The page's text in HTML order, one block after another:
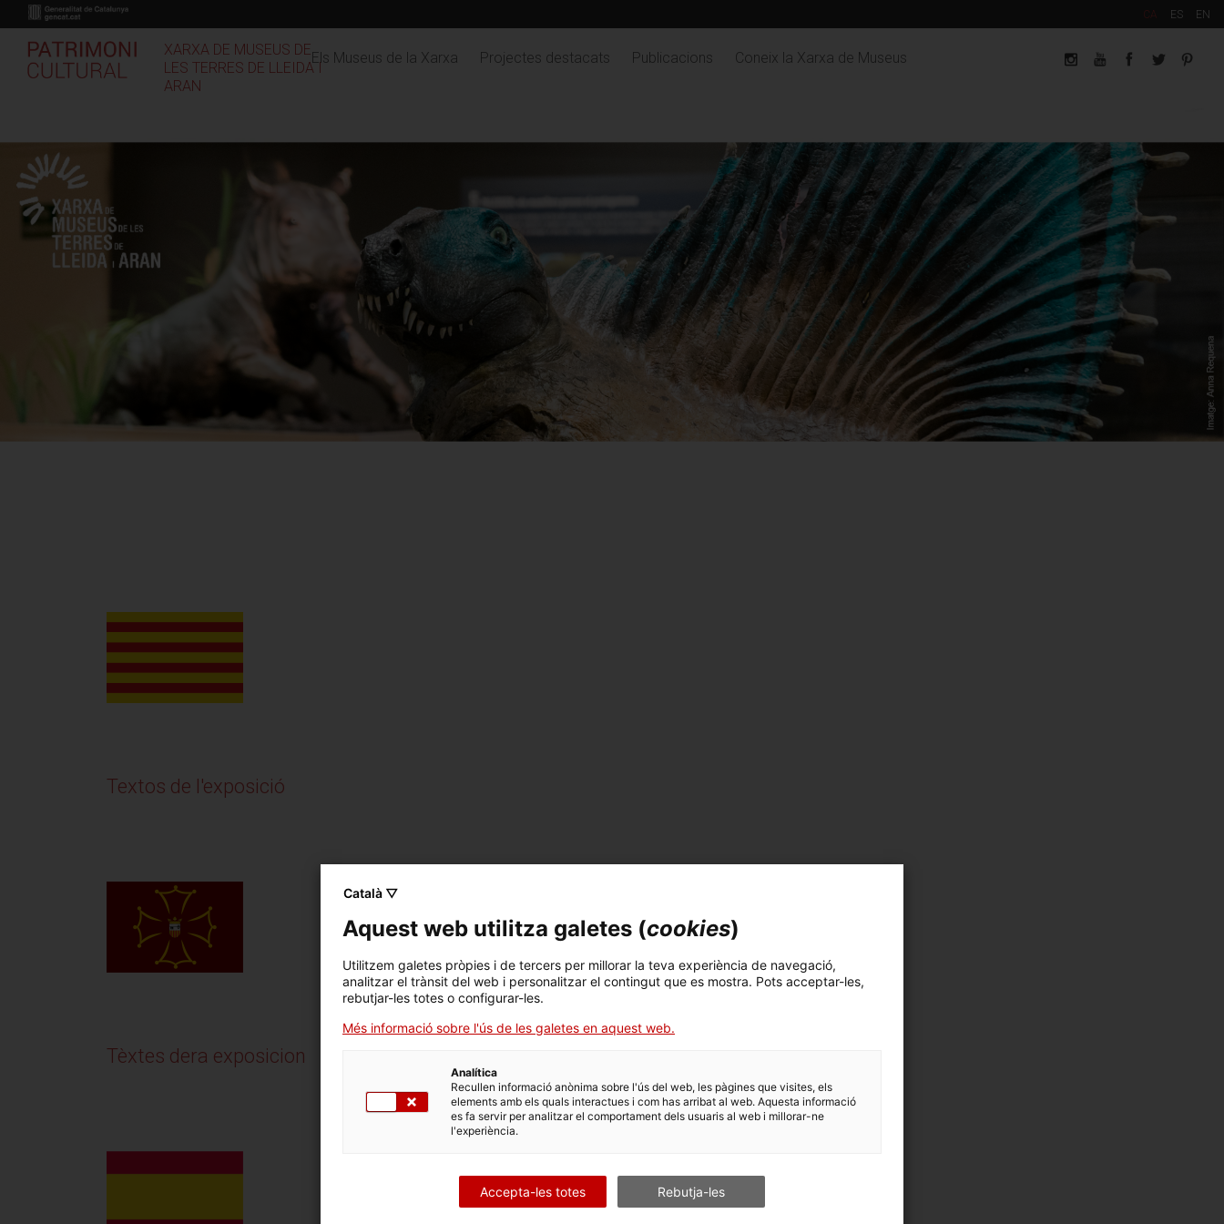
al
contingut
CA ES EN
XARXA DE MUSEUS DE
LES TERRES DE LLEIDA I
ARAN
Els Museus de la Xarxa Projectes destacats Publicacions Coneix la Xarxa de Museus
Textos de l'exposició
Tèxtes dera exposicion
Català ▽
Aquest web utilitza galetes (cookies)
Utilitzem galetes pròpies i de tercers per millorar la teva experiència de navegació,
analitzar el trànsit del web i personalitzar el contingut que es mostra. Pots acceptar-les,
rebutjar-les totes o configurar-les.
Més informació sobre l'ús de les galetes en aquest web.
Analítica
Recullen informació anònima sobre l'ús del web, les pàgines que visites, els
elements amb els quals interactues i com has arribat al web. Aquesta informació
es fa servir per analitzar el comportament dels usuaris al web i millorar-ne
l'experiència.
Accepta-les totes Rebutja-les